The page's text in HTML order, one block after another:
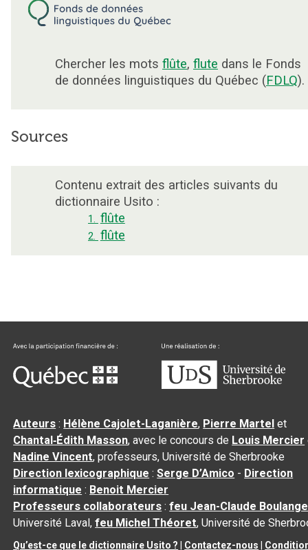
Chercher les mots flûte, flute dans le Fonds
de données linguistiques du Québec (FDLQ).
Sources
Contenu extrait des articles suivants du
dictionnaire Usito :
1. flûte
2. flûte
Auteurs : Hélène Cajolet-Laganière, Pierre Martel et
Chantal‑Édith Masson, avec le concours de Louis Mercier
Nadine Vincent, professeurs, Université de Sherbrooke
Direction lexicographique :Serge D’Amico - Direction
informatique : Benoit Mercier
Professeurs collaborateurs :feu Jean-Claude
Université Laval,feu Michel Théoret, Université de
Qu’est-ce que le dictionnaire Usito ? Contactez-nous